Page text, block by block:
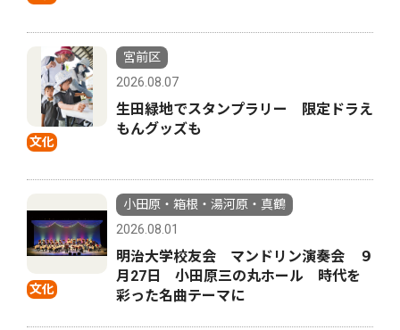
文化
宮前区
2026.08.07
生田緑地でスタンプラリー 限定ドラえ
もんグッズも
文化
小田原・箱根・湯河原・真鶴
2026.08.01
明治大学校友会 マンドリン演奏会 ９
月27日 小田原三の丸ホール 時代を
彩った名曲テーマに